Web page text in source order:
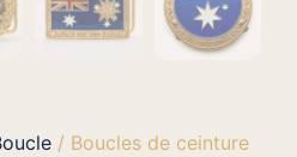
/ Boucles de ceinture